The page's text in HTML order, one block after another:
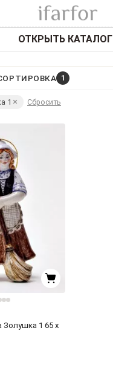
ОТКРЫТЬ КАТАЛОГ
1
1 Сбросить
Золушка 1 65 x